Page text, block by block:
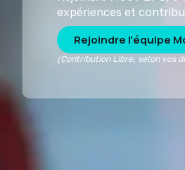
expériences et
Rejoindre l'équipe
(Contribution Libre, selon vos